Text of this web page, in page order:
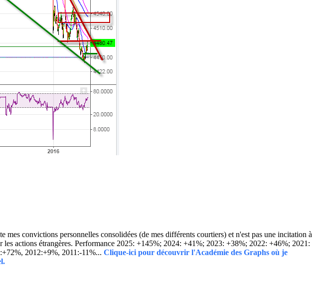
convictions personnelles consolidées (de mes différents courtiers) et n'est pas une incitation à
actions étrangères. Performance 2025: +145%; 2024: +41%; 2023: +38%; 2022: +46%; 2021:
2012:+9%, 2011:-11%... Clique-ici pour découvrir l'Académie des Graphs où je